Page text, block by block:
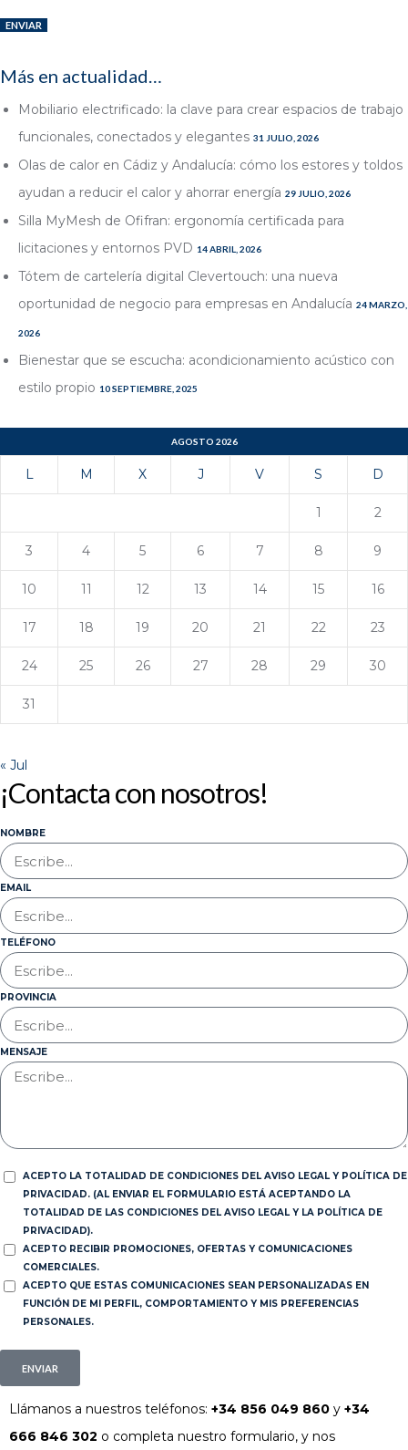
Más en actualidad…
Mobiliario electrificado: la clave para crear espacios de trabajo
funcionales, conectados y elegantes 31 JULIO, 2026
Olas de calor en Cádiz y Andalucía: cómo los estores y toldos
ayudan a reducir el calor y ahorrar energía 29 JULIO, 2026
Silla MyMesh de Ofifran: ergonomía certificada para
licitaciones y entornos PVD 14 ABRIL, 2026
Tótem de cartelería digital Clevertouch: una nueva
oportunidad de negocio para empresas en Andalucía 24 MARZO,
2026
Bienestar que se escucha: acondicionamiento acústico con
estilo propio 10 SEPTIEMBRE, 2025
AGOSTO 2026
L M X J V S D
1 2
3 4 5 6 7 8 9
10 11 12 13 14 15 16
17 18 19 20 21 22 23
24 25 26 27 28 29 30
31
« Jul
¡Contacta con nosotros!
NOMBRE
EMAIL
TELÉFONO
PROVINCIA
MENSAJE
ACEPTO LA TOTALIDAD DE CONDICIONES DEL AVISO LEGAL Y POLÍTICA DE
PRIVACIDAD. (AL ENVIAR EL FORMULARIO ESTÁ ACEPTANDO LA
TOTALIDAD DE LAS CONDICIONES DEL AVISO LEGAL Y LA POLÍTICA DE
PRIVACIDAD).
ACEPTO RECIBIR PROMOCIONES, OFERTAS Y COMUNICACIONES
COMERCIALES.
ACEPTO QUE ESTAS COMUNICACIONES SEAN PERSONALIZADAS EN
FUNCIÓN DE MI PERFIL, COMPORTAMIENTO Y MIS PREFERENCIAS
PERSONALES.
ENVIAR
Llámanos a nuestros teléfonos: +34 856 049 860 y +34
666 846 302 o completa nuestro formulario, y nos